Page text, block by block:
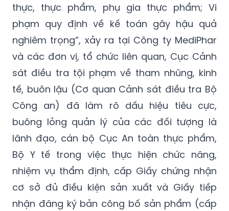
thực, thực phẩm, phụ gia thực phẩm; Vi
phạm quy định về kế toán gây hậu quả
nghiêm trọng”, xảy ra tại Công ty MediPhar
và các đơn vị, tổ chức liên quan, Cục Cảnh
sát điều tra tội phạm về tham nhũng, kinh
tế, buôn lậu (Cơ quan Cảnh sát điều tra Bộ
Công an) đã làm rõ dấu hiệu tiêu cực,
buông lỏng quản lý của các đối tượng là
lãnh đạo, cán bộ Cục An toàn thực phẩm,
Bộ Y tế trong việc thực hiện chức năng,
nhiệm vụ thẩm định, cấp Giấy chứng nhận
cơ sở đủ điều kiện sản xuất và Giấy tiếp
nhận đăng ký bản công bố sản phẩm (cấp